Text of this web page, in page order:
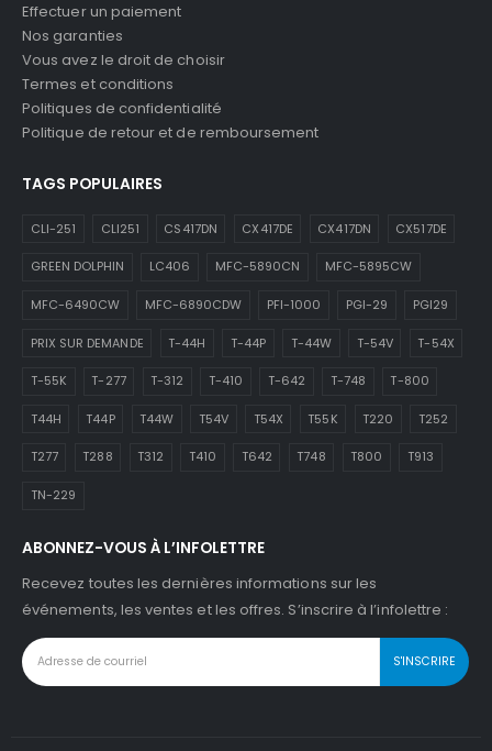
Effectuer un paiement
Nos garanties
Vous avez le droit de choisir
Termes et conditions
Politiques de confidentialité
Politique de retour et de remboursement
TAGS POPULAIRES
CLI-251 CLI251 CS417DN CX417DE CX417DN CX517DE
GREEN DOLPHIN LC406 MFC-5890CN MFC-5895CW
MFC-6490CW MFC-6890CDW PFI-1000 PGI-29 PGI29
PRIX SUR DEMANDE T-44H T-44P T-44W T-54V T-54X
T-55K T-277 T-312 T-410 T-642 T-748 T-800
T44H T44P T44W T54V T54X T55K T220 T252
T277 T288 T312 T410 T642 T748 T800 T913
TN-229
ABONNEZ-VOUS À L’INFOLETTRE
Recevez toutes les dernières informations sur les
événements, les ventes et les offres. S’inscrire à l’infolettre :